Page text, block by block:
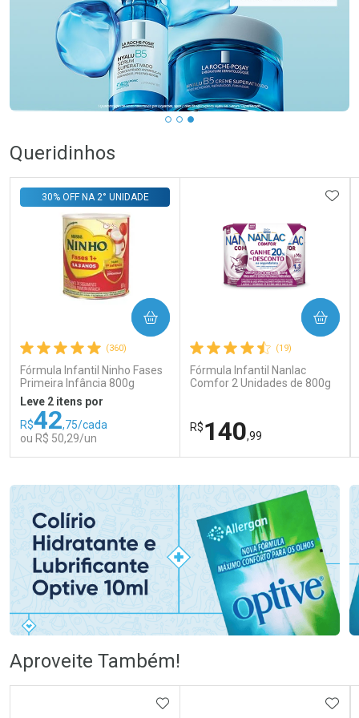
Queridinhos
(360)
Fórmula Infantil Ninho Fases
Primeira Infância 800g
30% OFF NA 2° UNIDADE
Leve 2 itens por
R$42,75/cada
ou R$ 50,29/un
COMPRAR
Comprar sem Desconto
Comprar sem Desconto
(19)
Fórmula Infantil Nanlac
Comfor 2 Unidades de 800g
R$140,99
COMPRAR
Laboratório
Comprar sem Desconto
Por Menos
Comprar sem Desconto
Aproveite Também!
ADICIONAR AOS FAVORITOS